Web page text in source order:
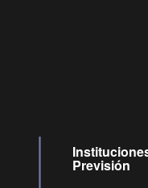
Previsión